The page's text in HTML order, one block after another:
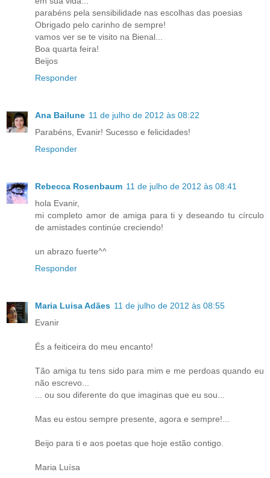
parabéns pela sensibilidade nas escolhas das poesias
Obrigado pelo carinho de sempre!
vamos ver se te visito na Bienal...
Boa quarta feira!
Beijos
Responder
Ana Bailune 11 de julho de 2012 às 08:22
Parabéns, Evanir! Sucesso e felicidades!
Responder
Rebecca Rosenbaum 11 de julho de 2012 às 08:41
hola Evanir,
mi completo amor de amiga para ti y deseando tu círculo
de amistades continúe creciendo!
un abrazo fuerte^^
Responder
Maria Luisa Adães 11 de julho de 2012 às 08:55
Evanir
És a feiticeira do meu encanto!
Tão amiga tu tens sido para mim e me perdoas quando eu
não escrevo...
... ou sou diferente do que imaginas que eu sou...
Mas eu estou sempre presente, agora e sempre!...
Beijo para ti e aos poetas que hoje estão contigo.
Maria Luísa